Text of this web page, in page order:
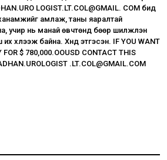
LOGIST.LT.COL@GMAIL. COM бид
амлаж, таны яаралтай
учир нь манай өвчтөнүүд бөөр шилжүүлэн
хүлээж байна. Хүнд этгэсэн. IF YOU WANT
FOR $ 780,000.OOUSD CONTACT THIS
.LT.COL@GMAIL.COM